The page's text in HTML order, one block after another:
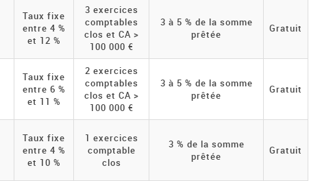
Taux fixe
entre 4 %
et 12 %
3 exercices
comptables
clos et CA >
100 000 €
3 à 5 % de la somme
prêtée
Gratuit
Taux fixe
entre 6 %
et 11 %
2 exercices
comptables
clos et CA >
100 000 €
3 à 5 % de la somme
prêtée
Gratuit
Taux fixe
entre 4 %
et 10 %
1 exercices
comptable
clos
3 % de la somme
prêtée
Gratuit